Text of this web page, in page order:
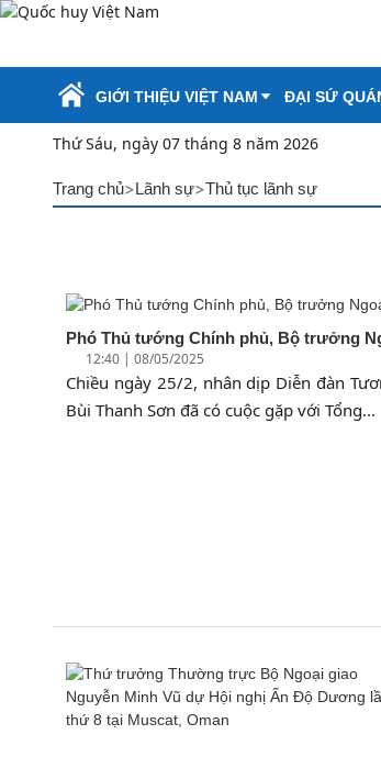
Skip to Main Content
GIỚI THIỆU VIỆT NAM ĐẠI SỨ
Thứ Sáu, ngày 07 tháng 8 năm 2026
Trang chủ>Lãnh sự>Thủ tục lãnh sự
Phó Thủ tướng Chính phủ, Bộ trưởng
12:40 | 08/05/2025
Chiều ngày 25/2, nhân dịp Diễn đàn
Bùi Thanh Sơn đã có cuộc gặp với Tổng...